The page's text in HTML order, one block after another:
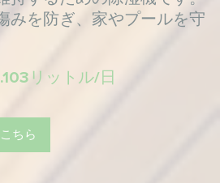
みを防ぎ、家やプールを守
リットル/日
ちら